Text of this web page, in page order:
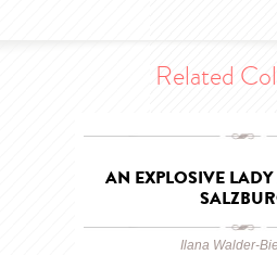
Related
AN EXPLOSIVE
Ilana Walder-